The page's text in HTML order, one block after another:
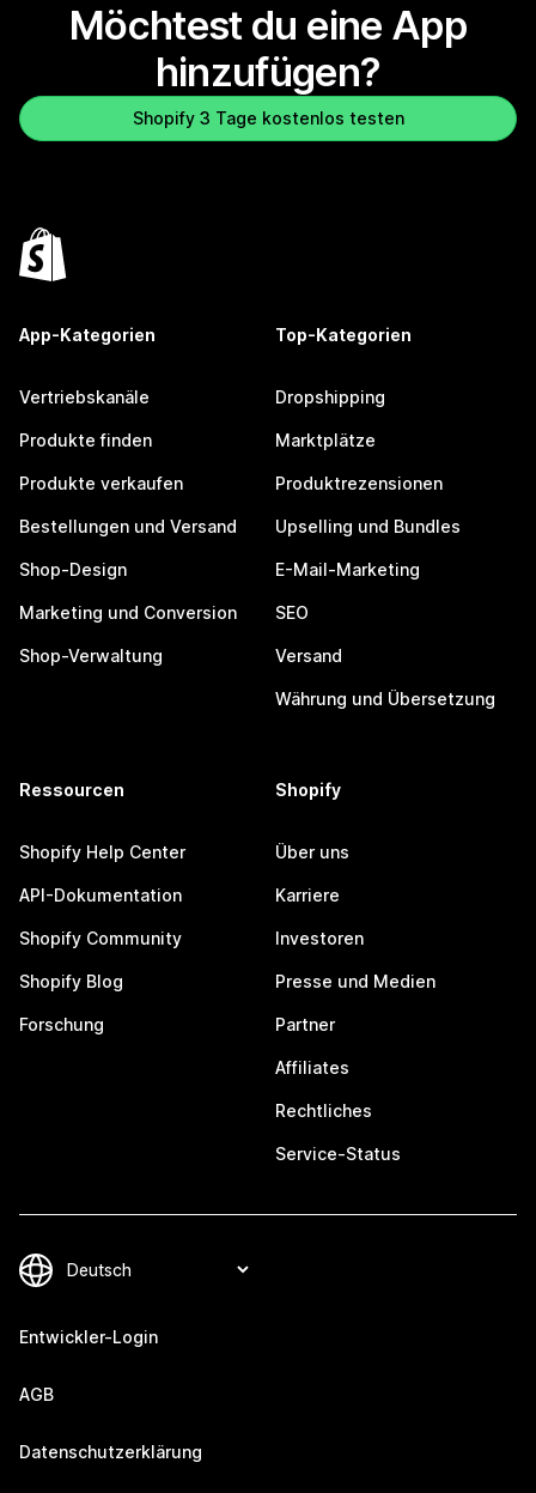
Möchtest du eine App
hinzufügen?
Shopify 3 Tage kostenlos testen
App-Kategorien
Vertriebskanäle
Produkte finden
Produkte verkaufen
Bestellungen und Versand
Shop-Design
Marketing und Conversion
Shop-Verwaltung
Top-Kategorien
Dropshipping
Marktplätze
Produktrezensionen
Upselling und Bundles
E-Mail-Marketing
SEO
Versand
Währung und Übersetzung
Ressourcen
Shopify Help Center
API-Dokumentation
Shopify Community
Shopify Blog
Forschung
Shopify
Über uns
Karriere
Investoren
Presse und Medien
Partner
Affiliates
Rechtliches
Service-Status
Entwickler-Login
AGB
Datenschutzerklärung